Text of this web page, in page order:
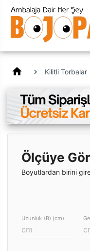
home Kilitli Torbalar
Ölçüye
Boyutlardan birini
Uzunluk (B) (cm)